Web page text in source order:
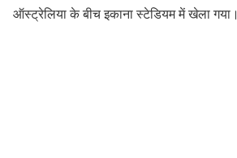
ऑस्ट्रेलिया के बीच इकाना स्टेडियम में खेला गया।